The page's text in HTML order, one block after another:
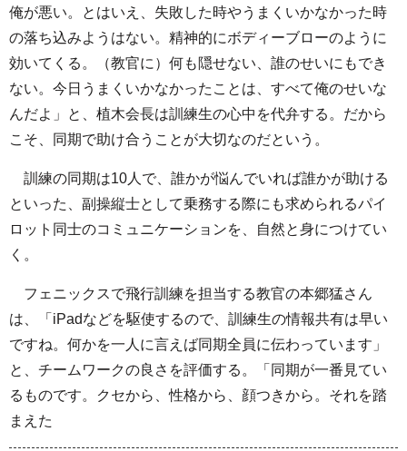
俺が悪い。とはいえ、失敗した時やうまくいかなかった時
の落ち込みようはない。精神的にボディーブローのように
効いてくる。（教官に）何も隠せない、誰のせいにもでき
ない。今日うまくいかなかったことは、すべて俺のせいな
んだよ」と、植木会長は訓練生の心中を代弁する。だから
こそ、同期で助け合うことが大切なのだという。
訓練の同期は10人で、誰かが悩んでいれば誰かが助ける
といった、副操縦士として乗務する際にも求められるパイ
ロット同士のコミュニケーションを、自然と身につけてい
く。
フェニックスで飛行訓練を担当する教官の本郷猛さん
は、「iPadなどを駆使するので、訓練生の情報共有は早い
ですね。何かを一人に言えば同期全員に伝わっています」
と、チームワークの良さを評価する。「同期が一番見てい
るものです。クセから、性格から、顔つきから。それを踏
まえた